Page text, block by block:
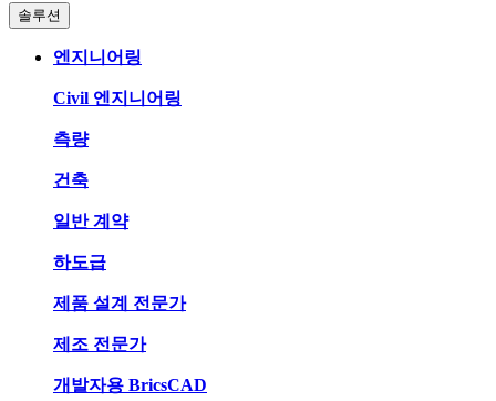
솔루션
엔지니어링
Civil 엔지니어링
측량
건축
일반 계약
하도급
제품 설계 전문가
제조 전문가
개발자용 BricsCAD